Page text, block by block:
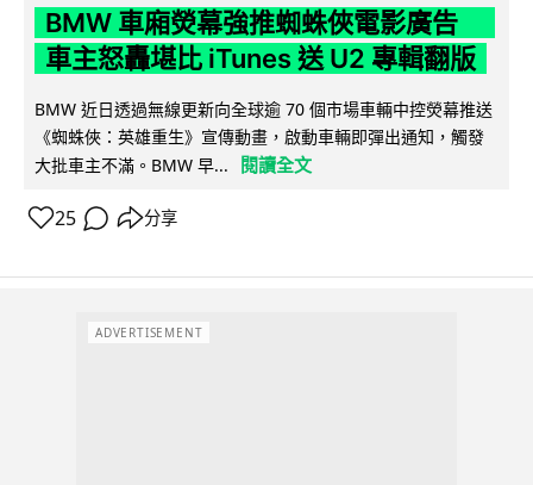
BMW 車廂熒幕強推蜘蛛俠電影廣告
車主怒轟堪比 iTunes 送 U2 專輯翻版
BMW 近日透過無線更新向全球逾 70 個市場車輛中控熒幕推送
《蜘蛛俠：英雄重生》宣傳動畫，啟動車輛即彈出通知，觸發
大批車主不滿。BMW 早...
閱讀全文
25 分享
ADVERTISEMENT